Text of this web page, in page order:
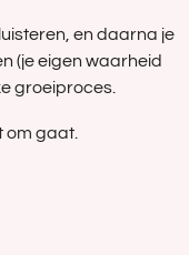
en daarna je
(je eigen waarheid
groeiproces.
om gaat.